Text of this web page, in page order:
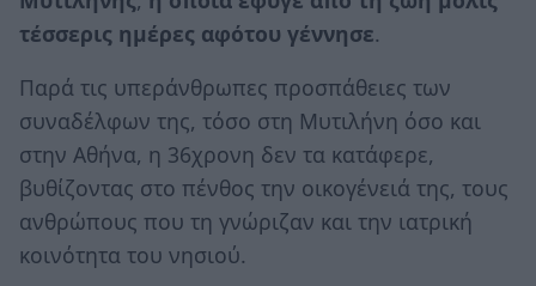
τέσσερις ημέρες αφότου γέννησε.
Παρά τις υπεράνθρωπες προσπάθειες των
συναδέλφων της, τόσο στη Μυτιλήνη όσο και
στην Αθήνα, η 36χρονη δεν τα κατάφερε,
βυθίζοντας στο πένθος την οικογένειά της, τους
ανθρώπους που τη γνώριζαν και την ιατρική
κοινότητα του νησιού.